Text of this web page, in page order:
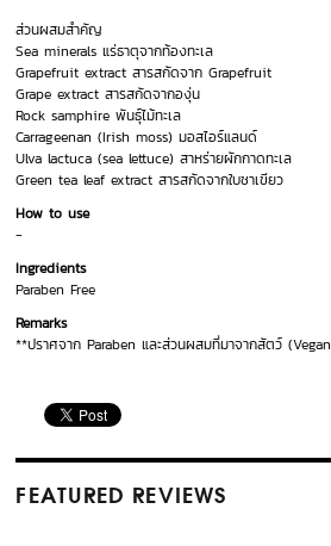
ส่วนผสมสำคัญ
Sea minerals แร่ธาตุจากท้องทะเล
Grapefruit extract สารสกัดจาก Grapefruit
Grape extract สารสกัดจากองุ่น
Rock samphire พันธุ์ไม้ทะเล
Carrageenan (Irish moss) มอสไอร์แลนด์
Ulva lactuca (sea lettuce) สาหร่ายผักกาดทะเล
Green tea leaf extract สารสกัดจากใบชาเขียว
How to use
-
Ingredients
Paraben Free
Remarks
**ปราศจาก Paraben และส่วนผสมที่มาจากสัตว์
FEATURED REVIEWS